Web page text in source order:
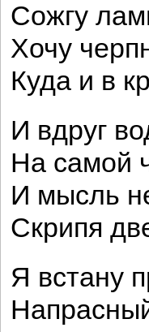
Сожгу
Хочу
Куда и в
И вдруг
На самой
И мысль
Скрипя
Я встану